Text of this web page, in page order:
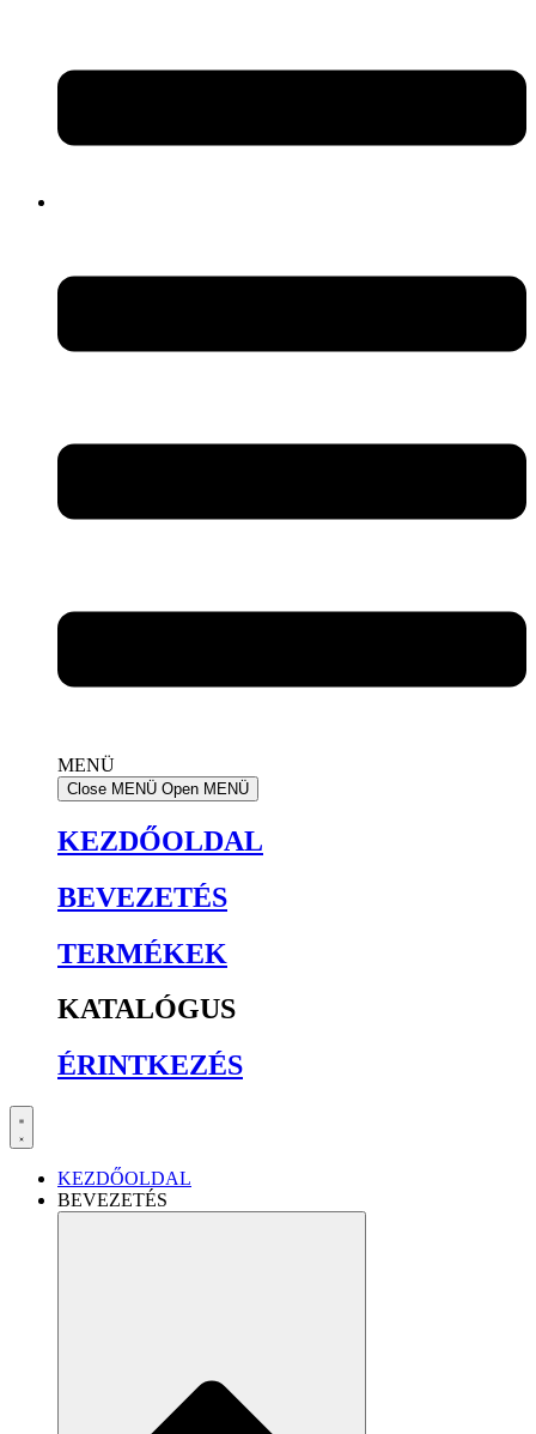
MENÜ
Close MENÜ Open MENÜ
KEZDŐOLDAL
BEVEZETÉS
TERMÉKEK
KATALÓGUS
ÉRINTKEZÉS
KEZDŐOLDAL
BEVEZETÉS